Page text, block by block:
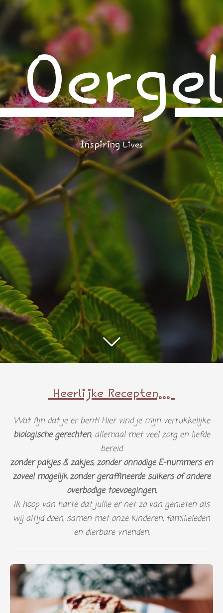
InspiringLives
Heerlijke Recepten...
Wat fijn dat je er bent! Hier vind je mijn verrukkelijke
biologische gerechten, allemaal met veel zorg en liefde
bereid
zonder pakjes & zakjes, zonder onnodige E-nummersen
zoveel mogelijk zonder geraffineerde suikers of andere
overbodige toevoegingen.
Ik hoop van harte dat jullie er net zo van genieten als
wij altijd doen, samen met onze kinderen, familieleden
en dierbare vrienden.